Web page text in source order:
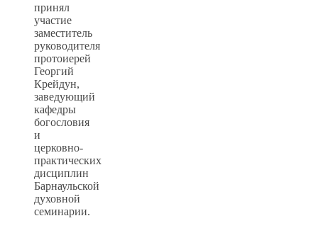
принял
участие
заместитель
руководителя
протоиерей
Георгий
Крейдун,
заведующий
кафедры
богословия
и
церковно-
практических
дисциплин
Барнаульской
духовной
семинарии.